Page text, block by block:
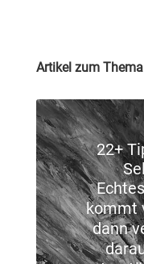
Artikel zum
22+
kommt
dann